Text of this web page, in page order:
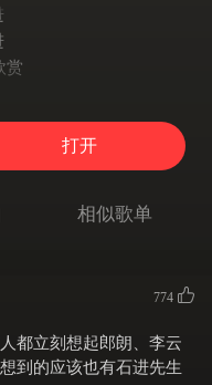
赏
打开
相似歌单
774
都立刻想起郎朗、李云
到的应该也有石进先生